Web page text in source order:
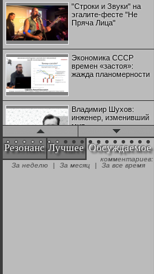
"Строки и Звуки" на
эгалите-фесте "Не
Пряча Лица"
Экономика СССР
времен «застоя»:
жажда планомерности
Владимир Шухов:
инженер, изменивший
мир
"Аркадий Коц" на
эгалите-фесте "Не
Резонанс Лучшее Обсуждаемое
комментариев:
За неделю
| За месяц | За все время